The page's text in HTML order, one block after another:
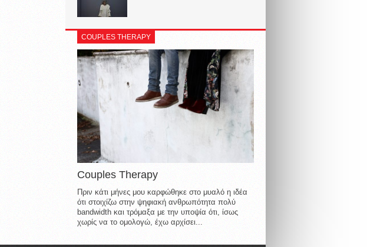
COUPLES THERAPY
Couples Therapy
Πριν κάτι μήνες μου καρφώθηκε στο μυαλό η ιδέα
ότι στοιχίζω στην ψηφιακή ανθρωπότητα πολύ
bandwidth και τρόμαξα με την υποψία ότι, ίσως
χωρίς να το ομολογώ, έχω αρχίσει...